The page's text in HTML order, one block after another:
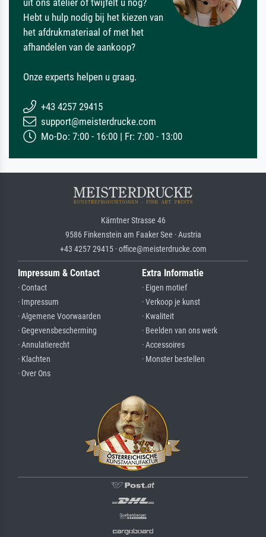
uit ons atelier of twijfelt u nog?
Hebt u hulp nodig bij het kiezen van
het afdrukmateriaal of met het
afhandelen van de aankoop?
Onze experts helpen u graag.
+43 4257 29415
support@meisterdrucke.com
Mo-Do: 7:00 - 16:00 | Fr: 7:00 - 13:00
Kärntner Strasse 46
9586 Finkenstein am Faaker See · Austria
+43 4257 29415 · office@meisterdrucke.com
Impressum & Contact
· Contact
· Impressum
· Algemene Voorwaarden
· Gegevensbescherming
· Annulatierecht
· Klachten
· Over Ons
Extra Informatie
· Eigen motief
· Verkoop je kunst
· Kwaliteit
· Beelden van ons werk
· Accessoires
· Monster bestellen